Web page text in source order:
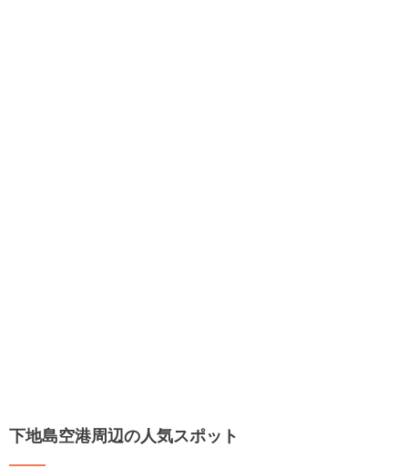
下地島空港周辺の人気スポット